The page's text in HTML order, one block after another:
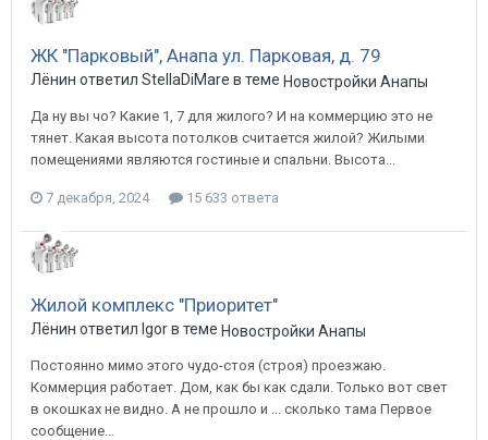
ЖК "Парковый", Анапа ул. Парковая, д. 79
Лёнин ответил StellaDiMare в теме Новостройки Анапы
Да ну вы чо? Какие 1, 7 для жилого? И на коммерцию это не
тянет. Какая высота потолков считается жилой? Жилыми
помещениями являются гостиные и спальни. Высота...
7 декабря, 2024 15 633 ответа
Жилой комплекс "Приоритет"
Лёнин ответил Igor в теме Новостройки Анапы
Постоянно мимо этого чудо-стоя (строя) проезжаю.
Коммерция работает. Дом, как бы как сдали. Только вот свет
в окошках не видно. А не прошло и ... сколько тама Первое
сообщение...